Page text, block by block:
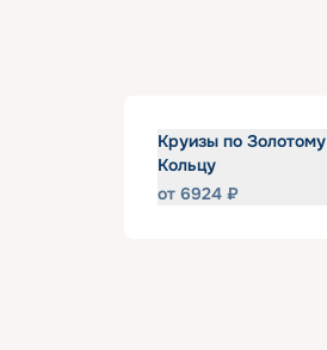
Круизы по Золотому
Кольцу
от 6924 ₽